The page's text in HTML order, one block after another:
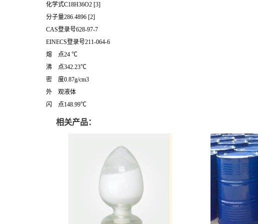
化学式C18H36O2 [3]
分子量286.4896 [2]
CAS登录号628-97-7
EINECS登录号211-064-6
熔 点24 ℃
沸 点342.23℃
密 度0.87g/cm3
外 观液体
闪 点148.99℃
相关产品：